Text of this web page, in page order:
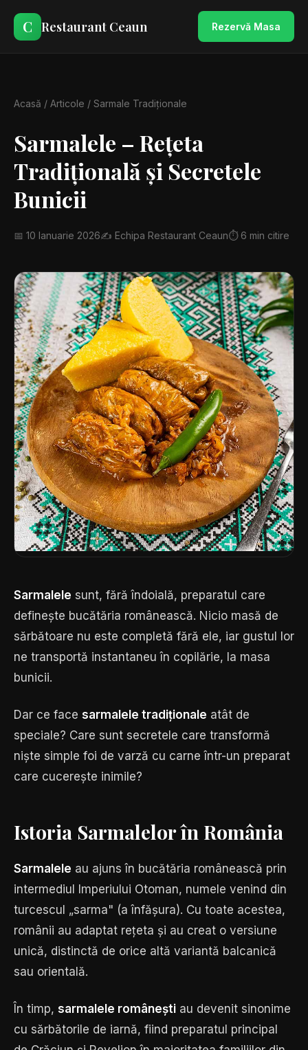
C Restaurant Ceaun Rezervă Masa
Acasă / Articole / Sarmale Tradiționale
Sarmalele – Rețeta
Tradițională și Secretele
Bunicii
📅 10 Ianuarie 2026✍️ Echipa Restaurant Ceaun⏱️ 6 min citire
Sarmalele sunt, fără îndoială, preparatul care
definește bucătăria românească. Nicio masă de
sărbătoare nu este completă fără ele, iar gustul lor
ne transportă instantaneu în copilărie, la masa
bunicii.
Dar ce face sarmalele tradiționale atât de
speciale? Care sunt secretele care transformă
niște simple foi de varză cu carne într-un preparat
care cucerește inimile?
Istoria Sarmalelor în România
Sarmalele au ajuns în bucătăria românească prin
intermediul Imperiului Otoman, numele venind din
turcescul „sarma" (a înfășura). Cu toate acestea,
românii au adaptat rețeta și au creat o versiune
unică, distinctă de orice altă variantă balcanică
sau orientală.
În timp, sarmalele românești au devenit sinonime
cu sărbătorile de iarnă, fiind preparatul principal